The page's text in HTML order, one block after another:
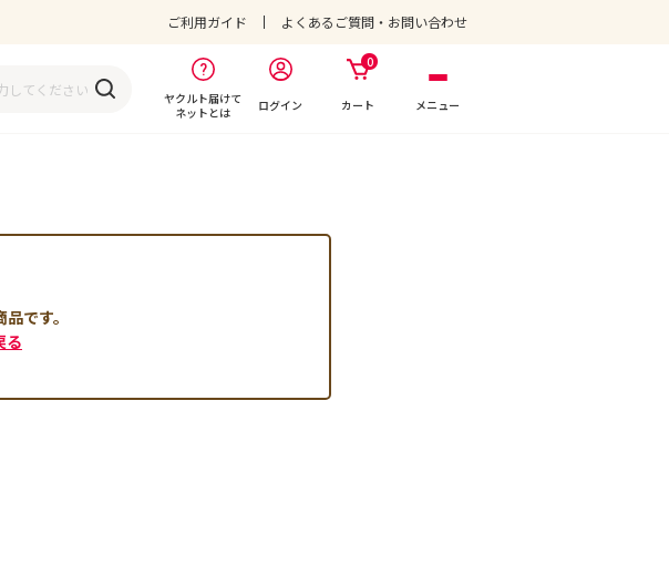
ご利用ガイド よくあるご質問・お問い合わせ
ヤクルト届けて
ネットとは
ログイン
0
カート メニュー
です。
る